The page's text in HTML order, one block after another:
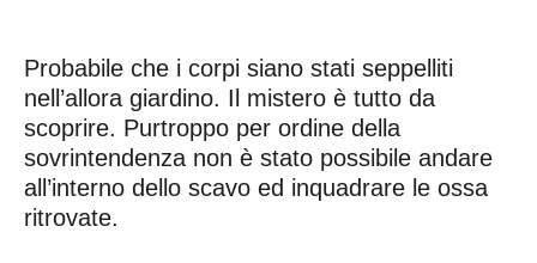
Probabile che i corpi siano stati seppelliti
nell’allora giardino. Il mistero è tutto da
scoprire. Purtroppo per ordine della
sovrintendenza non è stato possibile andare
all’interno dello scavo ed inquadrare le ossa
ritrovate.